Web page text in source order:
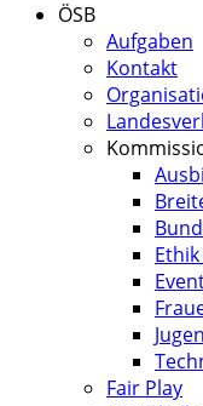
ÖSB
Aufgaben
Kontakt
Fair Play